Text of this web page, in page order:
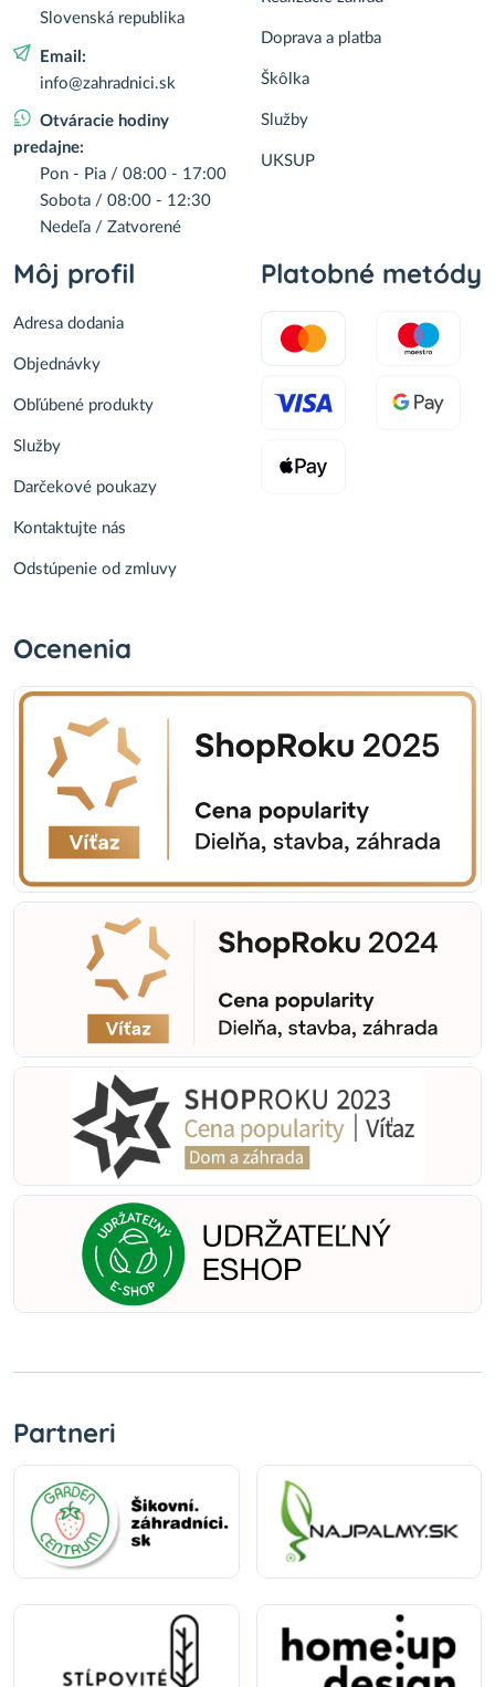
Slovenská republika
Email:
info@zahradnici.sk
Otváracie hodiny
predajne:
Pon - Pia / 08:00 - 17:00
Sobota / 08:00 - 12:30
Nedeľa / Zatvorené
Doprava a platba
Škôlka
Služby
UKSUP
Môj profil
Adresa dodania
Objednávky
Obľúbené produkty
Služby
Darčekové poukazy
Kontaktujte nás
Odstúpenie od zmluvy
Platobné metódy
Ocenenia
Partneri